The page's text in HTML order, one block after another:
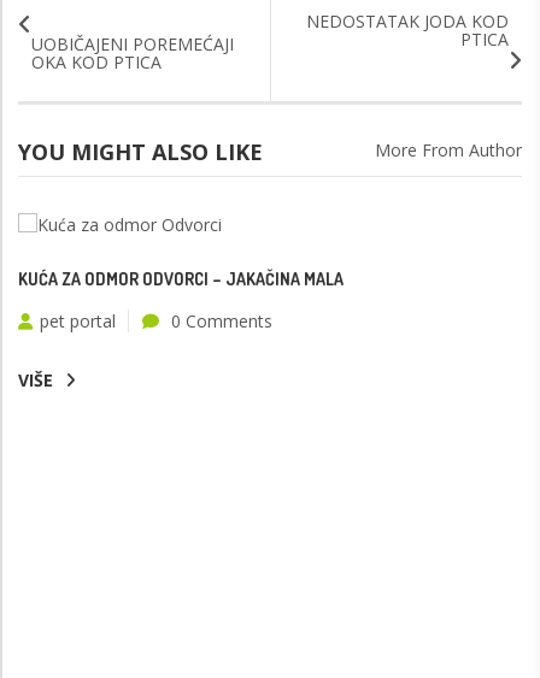
UOBIČAJENI POREMEĆAJI
OKA KOD PTICA
NEDOSTATAK JODA KOD
PTICA
YOU MIGHT ALSO LIKE More From Author
KUĆA ZA ODMOR ODVORCI – JAKAČINA MALA
pet portal 0 Comments
VIŠE